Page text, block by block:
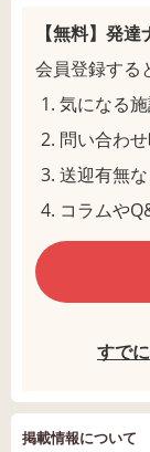
【無料】発
会員登録する
気になる
問い合わ
送迎有無
コラムや
すで
掲載情報について